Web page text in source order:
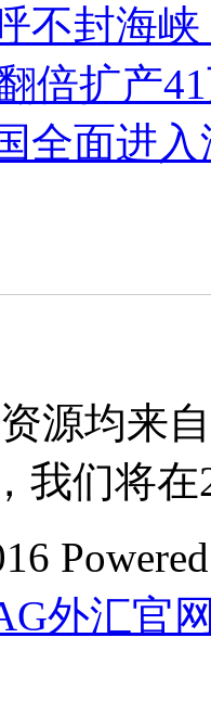
不封海
倍扩产
全面进入
源均来
我们将
外汇官